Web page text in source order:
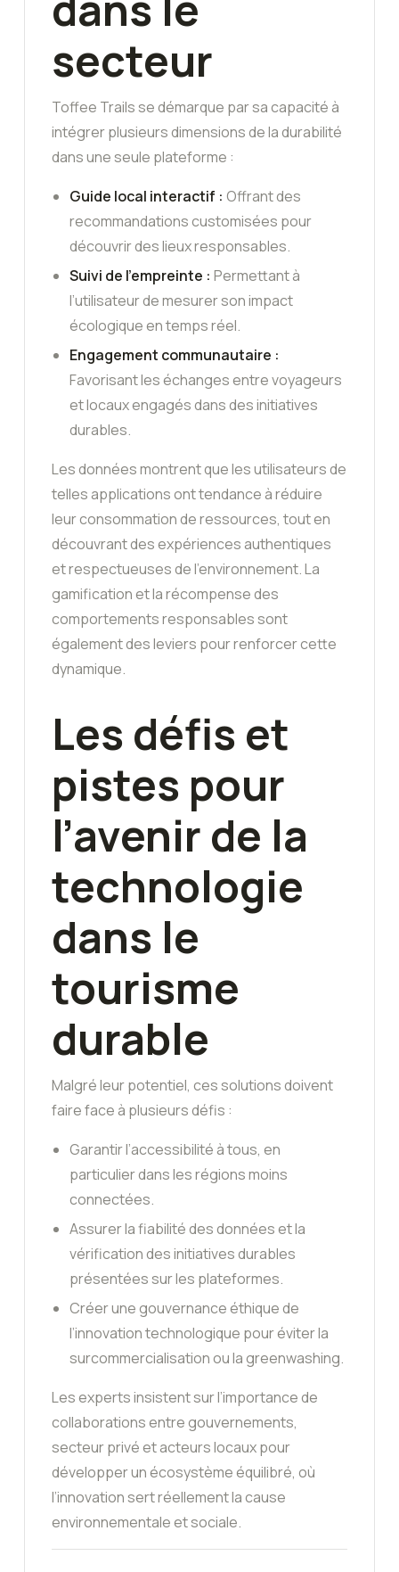
secteur
Toffee Trails se démarque par sa capacité à
intégrer plusieurs dimensions de la durabilité
dans une seule plateforme :
Guide local interactif : Offrant des
recommandations customisées pour
découvrir des lieux responsables.
Suivi de l’empreinte : Permettant à
l’utilisateur de mesurer son impact
écologique en temps réel.
Engagement communautaire :
Favorisant les échanges entre voyageurs
et locaux engagés dans des initiatives
durables.
Les données montrent que les utilisateurs de
telles applications ont tendance à réduire
leur consommation de ressources, tout en
découvrant des expériences authentiques
et respectueuses de l’environnement. La
gamification et la récompense des
comportements responsables sont
également des leviers pour renforcer cette
dynamique.
Les défis et
pistes pour
l’avenir de la
technologie
dans le
tourisme
durable
Malgré leur potentiel, ces solutions doivent
faire face à plusieurs défis :
Garantir l’accessibilité à tous, en
particulier dans les régions moins
connectées.
Assurer la fiabilité des données et la
vérification des initiatives durables
présentées sur les plateformes.
Créer une gouvernance éthique de
l’innovation technologique pour éviter la
surcommercialisation ou la greenwashing.
Les experts insistent sur l’importance de
collaborations entre gouvernements,
secteur privé et acteurs locaux pour
développer un écosystème équilibré, où
l’innovation sert réellement la cause
environnementale et sociale.